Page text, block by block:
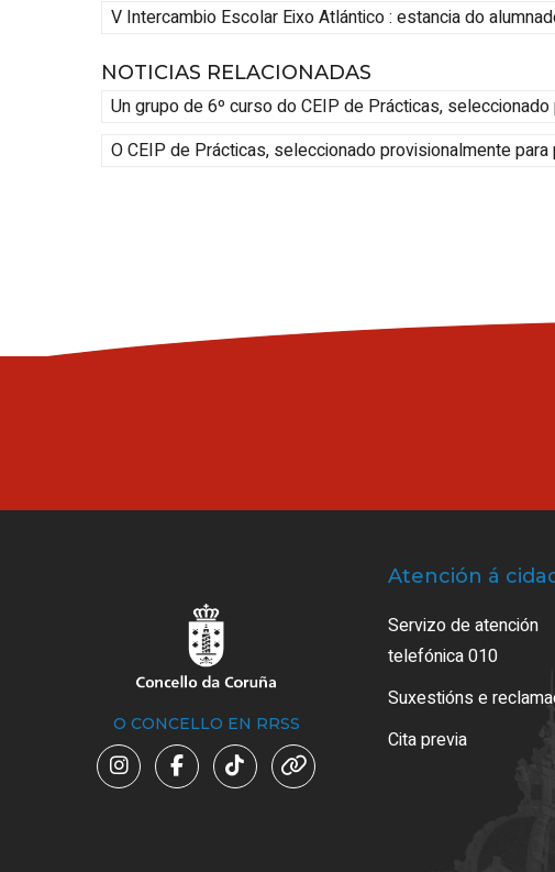
V Intercambio Escolar Eixo Atlántico: estancia do
NOTICIAS RELACIONADAS
Un grupo de 6º curso do CEIP de Prácticas,
O CEIP de Prácticas, seleccionado provisionalmente
O CONCELLO EN RRSS
Atención á
Servizo de atención
telefónica 010
Suxestións e
Cita previa